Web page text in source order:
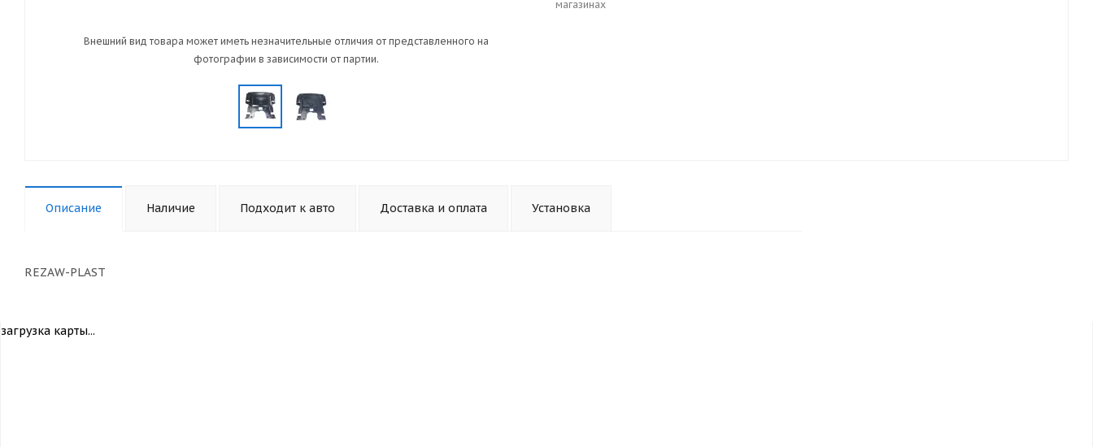
Внешний вид товара может иметь незначительные отличия от представленного на
фотографии в зависимости от партии.
магазинах
Описание Наличие Подходит к авто Доставка и оплата Установка
REZAW-PLAST
загрузка карты...